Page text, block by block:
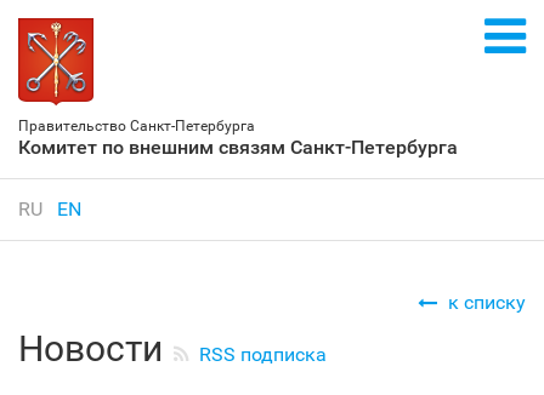
Правительство Санкт‑Петербурга
Комитет по внешним связям Санкт‑Петербурга
RU EN
к списку
Новости RSS подписка